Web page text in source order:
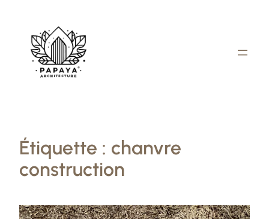
contenu
Étiquette : chanvre
construction